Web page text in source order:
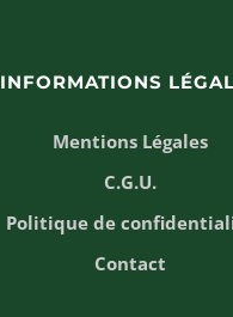
INFORMATIONS
Mentions Légales
C.G.U.
Politique de
Contact